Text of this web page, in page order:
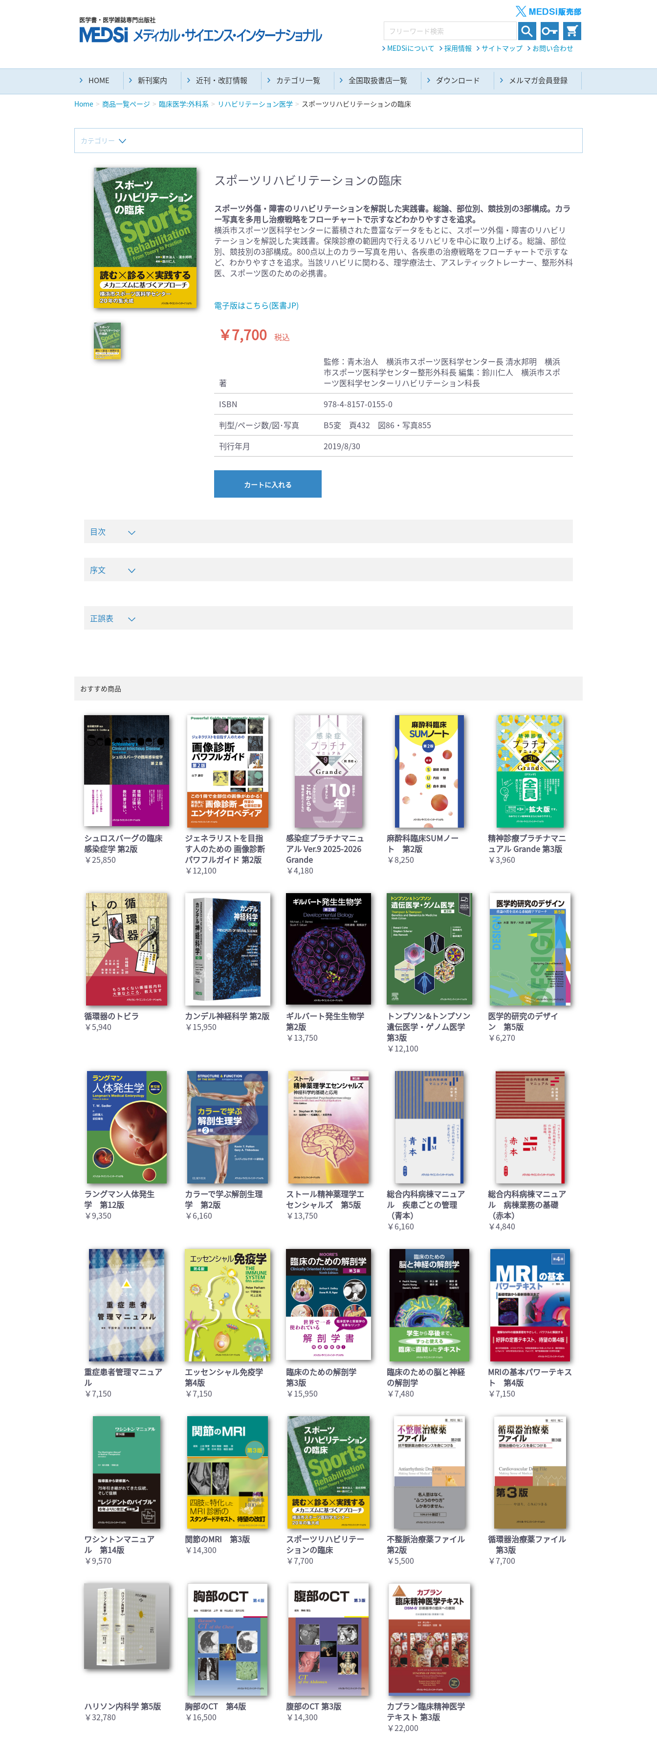
医学書・医学雑誌専門出版社
MEDSiについて 採用情報 サイトマップ お問い合わせ
HOME 新刊案内 近刊・改訂情報 カテゴリ一覧 全国取扱書店一覧 ダウンロード メルマガ会員登録
Home 商品一覧ページ 臨床医学:外科系 リハビリテーション医学 スポーツリハビリテーションの臨床
カテゴリー
新刊(直近6ヶ月)(24)
マニュアル(39)
臨床医学:一般(359) 臨床医学:内科系(407) 臨床医学:外科系(249)
基礎医学(93)
基礎医学関連科学(80)
自然科学(25) 看護学(21)
医療技術(16)
歯科学(3)
栄養学(0) 薬学(7)
保健・体育(1)
衛生・公衆衛生学(14)
医学一般(91)
スポーツリハビリテーションの臨床
スポーツ外傷・障害のリハビリテーションを解説した実践書。総論、部位別、競技別の3部構成。カラ
ー写真を多用し治療戦略をフローチャートで示すなどわかりやすさを追求。
横浜市スポーツ医科学センターに蓄積された豊富なデータをもとに、スポーツ外傷・障害のリハビリ
テーションを解説した実践書。保険診療の範囲内で行えるリハビリを中心に取り上げる。総論、部位
別、競技別の3部構成。800点以上のカラー写真を用い、各疾患の治療戦略をフローチャートで示すな
ど、わかりやすさを追求。当該リハビリに関わる、理学療法士、アスレティックトレーナー、整形外科
医、スポーツ医のための必携書。
電子版はこちら(医書JP)
￥7,700 税込
著
監修：青木治人 横浜市スポーツ医科学センター長 清水邦明 横浜
市スポーツ医科学センター整形外科長 編集：鈴川仁人 横浜市スポ
ーツ医科学センターリハビリテーション科長
ISBN
978-4-8157-0155-0
判型/ページ数/図･写真
B5変 頁432 図86・写真855
刊行年月
2019/8/30
カートに入れる
お買い物を続ける
目次
序文
正誤表
おすすめ商品
シュロスバーグの臨床
感染症学 第2版
￥25,850
ジェネラリストを目指
す人のための 画像診断
パワフルガイド 第2版
￥12,100
感染症プラチナマニュ
アル Ver.9 2025-2026
Grande
￥4,180
麻酔科臨床SUMノー
ト 第2版
￥8,250
精神診療プラチナマニ
ュアル Grande 第3版
￥3,960
循環器のトビラ
￥5,940
カンデル神経科学 第2版
￥15,950
ギルバート発生生物学
第2版
￥13,750
トンプソン&トンプソン
遺伝医学・ゲノム医学
第3版
￥12,100
医学的研究のデザイ
ン 第5版
￥6,270
ラングマン人体発生
学 第12版
￥9,350
カラーで学ぶ解剖生理
学 第2版
￥6,160
ストール精神薬理学エ
センシャルズ 第5版
￥13,750
総合内科病棟マニュア
ル 疾患ごとの管理
（青本）
￥6,160
総合内科病棟マニュア
ル 病棟業務の基礎
（赤本）
￥4,840
重症患者管理マニュア
ル
￥7,150
エッセンシャル免疫学
第4版
￥7,150
臨床のための解剖学
第3版
￥15,950
臨床のための脳と神経
の解剖学
￥7,480
MRIの基本パワーテキス
ト 第4版
￥7,150
ワシントンマニュア
ル 第14版
￥9,570
関節のMRI 第3版
￥14,300
スポーツリハビリテー
ションの臨床
￥7,700
不整脈治療薬ファイル
第2版
￥5,500
循環器治療薬ファイル
第3版
￥7,700
ハリソン内科学 第5版
￥32,780
胸部のCT 第4版
￥16,500
腹部のCT 第3版
￥14,300
カプラン臨床精神医学
テキスト 第3版
￥22,000